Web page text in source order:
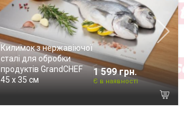
Килимок з нержавіючої
сталі для обробки
продуктів GrandCHEF
45 х 35 см
1 599 грн.
Є в наявності